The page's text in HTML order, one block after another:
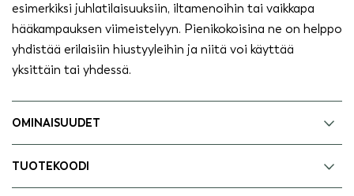
esimerkiksi juhlatilaisuuksiin, iltamenoihin tai vaikkapa
hääkampauksen viimeistelyyn. Pienikokoisina ne on helppo
yhdistää erilaisiin hiustyyleihin ja niitä voi käyttää
yksittäin tai yhdessä.
OMINAISUUDET
TUOTEKOODI